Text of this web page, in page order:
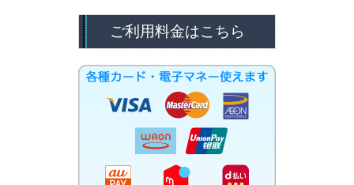
ご利用料金はこちら